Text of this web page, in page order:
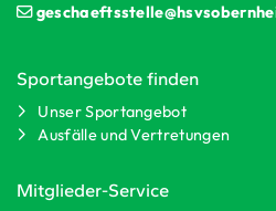
Sportangebote finden
Unser Sportangebot
Ausfälle und Vertretungen
Mitglieder-Service